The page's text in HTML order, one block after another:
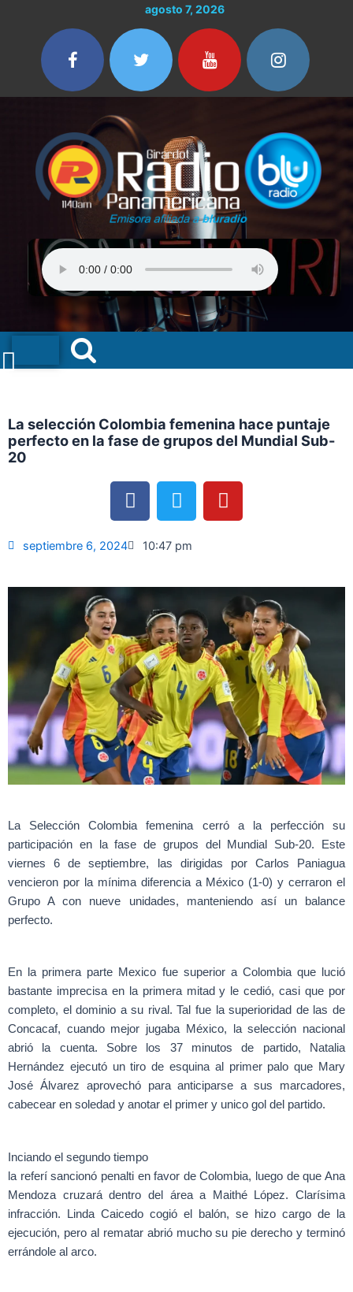
contenido
agosto 7, 2026
Menu
La selección Colombia femenina hace puntaje
perfecto en la fase de grupos del Mundial Sub-
20
F
a
c
e
T
w
i
t
Y
o
u
e
septiembre 6, 2024 10:47 pm
La Selección Colombia femenina cerró a la perfección su
participación en la fase de grupos del Mundial Sub-20. Este
viernes 6 de septiembre, las dirigidas por Carlos Paniagua
vencieron por la mínima diferencia a México (1-0) y cerraron el
Grupo A con nueve unidades, manteniendo así un balance
perfecto.
En la primera parte Mexico fue superior a Colombia que lució
bastante imprecisa en la primera mitad y le cedió, casi que por
completo, el dominio a su rival. Tal fue la superioridad de las de
Concacaf, cuando mejor jugaba México, la selección nacional
abrió la cuenta. Sobre los 37 minutos de partido, Natalia
Hernández ejecutó un tiro de esquina al primer palo que Mary
José Álvarez aprovechó para anticiparse a sus marcadores,
cabecear en soledad y anotar el primer y unico gol del partido.
Inciando el segundo tiempo
la referí sancionó penalti en favor de Colombia, luego de que Ana
Mendoza cruzará dentro del área a Maithé López. Clarísima
infracción. Linda Caicedo cogió el balón, se hizo cargo de la
ejecución, pero al rematar abrió mucho su pie derecho y terminó
errándole al arco.